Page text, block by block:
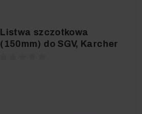
Listwa szczotkowa
(150mm) do SGV, Karcher